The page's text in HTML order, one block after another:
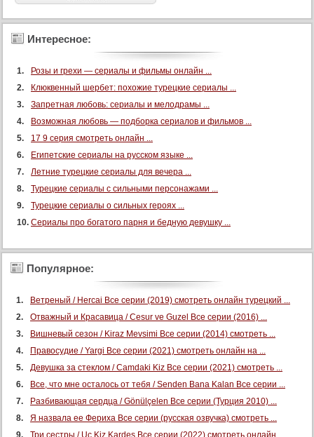
101 серия
102 серия
104 серия
107 серия
108 серия
109 серия
110 серия
113 серия
114 серия
116 серия
117 серия
118 серия
119 серия
120 серия
122 серия
Интересное:
Розы и грехи — сериалы и фильмы онлайн ...
Клюквенный шербет: похожие турецкие сериалы ...
Запретная любовь: сериалы и мелодрамы ...
Возможная любовь — подборка сериалов и фильмов ...
17 9 серия смотреть онлайн ...
Египетские сериалы на русском языке ...
Летние турецкие сериалы для вечера ...
Турецкие сериалы с сильными персонажами ...
Турецкие сериалы о сильных героях ...
Сериалы про богатого парня и бедную девушку ...
Популярное:
Ветреный / Hercai Все серии (2019) смотреть онлайн турецкий ...
Отважный и Красавица / Cesur ve Guzel Все серии (2016) ...
Вишневый сезон / Kiraz Mevsimi Все серии (2014) смотреть ...
Правосудие / Yargi Все серии (2021) смотреть онлайн на ...
Девушка за стеклом / Camdaki Kiz Все серии (2021) смотреть ...
Все, что мне осталось от тебя / Senden Bana Kalan Все серии ...
Разбивающая сердца / Gönülçelen Все серии (Турция 2010) ...
Я назвала ее Фериха Все серии (русская озвучка) смотреть ...
Три сестры / Uc Kiz Kardes Все серии (2022) смотреть онлайн ...